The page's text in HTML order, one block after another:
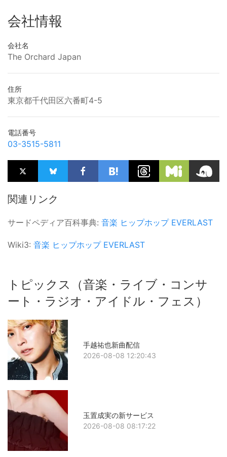
会社情報
会社名
The Orchard Japan
住所
東京都千代田区六番町4-5
電話番号
03-3515-5811
関連リンク
サードペディア百科事典: 音楽 ヒップホップ EVERLAST
Wiki3: 音楽 ヒップホップ EVERLAST
トピックス（音楽・ライブ・コンサ
ート・ラジオ・アイドル・フェス）
手越祐也新曲配信
2026-08-08 12:20:43
玉置成実の新サービス
2026-08-08 08:17:22